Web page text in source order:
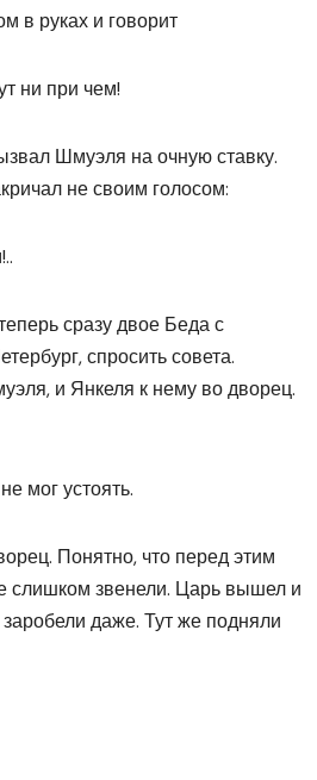
в руках и говорит
ни при чем!
Шмуэля на очную ставку.
не своим голосом:
сразу двое Беда с
спросить совета.
и Янкеля к нему во дворец.
мог устоять.
Понятно, что перед этим
слишком звенели. Царь вышел и
даже. Тут же подняли